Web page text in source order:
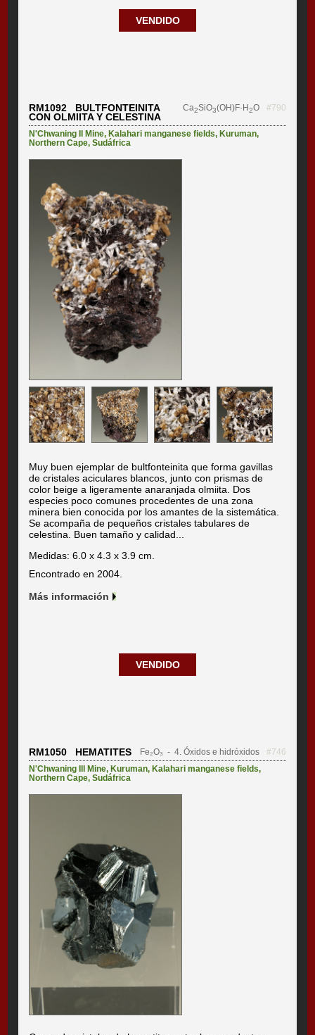
VENDIDO
RM1092 BULTFONTEINITA
CON OLMIITA Y CELESTINA
Ca2SiO3(OH)F·H2O #790
N'Chwaning II Mine, Kalahari manganese fields, Kuruman,
Northern Cape,Sudáfrica
Muy buen ejemplar de bultfonteinita que forma gavillas
de cristales aciculares blancos, junto con prismas de
color beige a ligeramente anaranjada olmiita. Dos
especies poco comunes procedentes de una zona
minera bien conocida por los amantes de la sistemática.
Se acompaña de pequeños cristales tabulares de
celestina. Buen tamaño y calidad...
Medidas: 6.0 x 4.3 x 3.9 cm.
Encontrado en 2004.
Más información
VENDIDO
RM1050 HEMATITES Fe₂O₃ - 4. Óxidos e hidróxidos
#746
N'Chwaning III Mine, Kuruman, Kalahari manganese fields,
Northern Cape,Sudáfrica